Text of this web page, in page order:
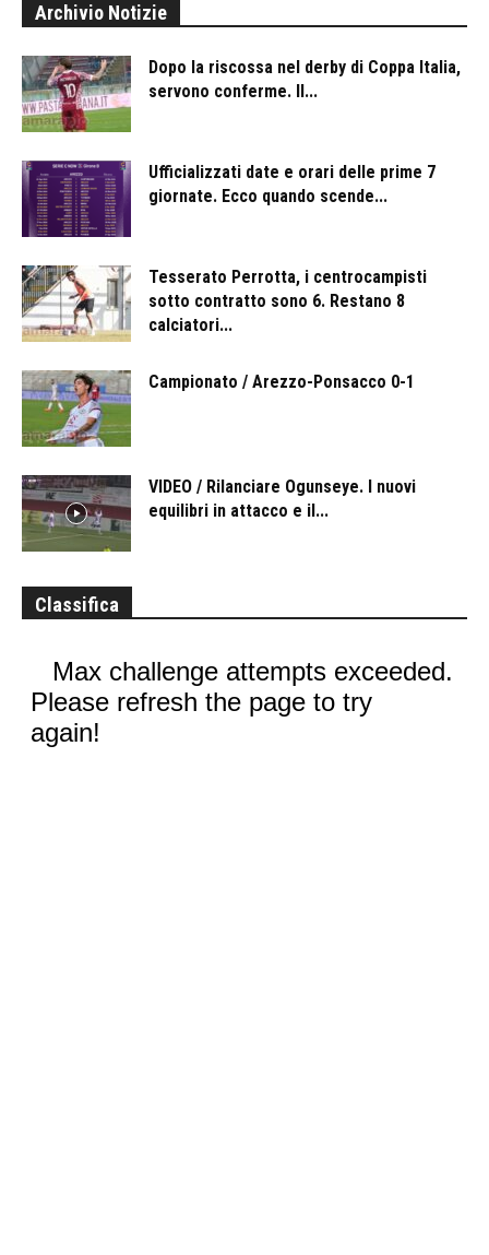
Archivio Notizie
Dopo la riscossa nel derby di Coppa Italia,
servono conferme. Il...
Ufficializzati date e orari delle prime 7
giornate. Ecco quando scende...
Tesserato Perrotta, i centrocampisti
sotto contratto sono 6. Restano 8
calciatori...
Campionato / Arezzo-Ponsacco 0-1
VIDEO / Rilanciare Ogunseye. I nuovi
equilibri in attacco e il...
Classifica